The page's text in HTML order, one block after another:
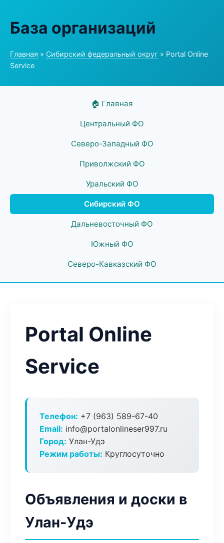
База организаций
Главная » Сибирский федеральный округ » Portal Online
Service
🏠 Главная
Центральный ФО
Северо-Западный ФО
Приволжский ФО
Уральский ФО
Сибирский ФО
Дальневосточный ФО
Южный ФО
Северо-Кавказский ФО
Portal Online
Service
Телефон: +7 (963) 589-67-40
Email: info@portalonlineser997.ru
Город: Улан-Удэ
Режим работы: Круглосуточно
Объявления и доски в
Улан-Удэ